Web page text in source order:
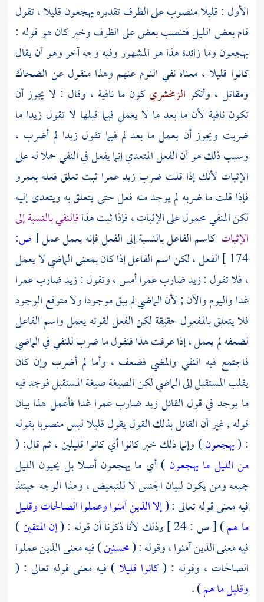
الأول : قليلا منصوب على الظرف تقديره يهجعون قليلا ، تقول
قام بعض الليل فتنصب بعض على الظرف وخبر كان هو قوله :
يهجعون وما زائدة هذا هو المشهور وفيه وجه آخر وهو أن يقال
كانوا قليلا ، معناه نفي النوم عنهم وهذا منقول عن الضحاك
ومقاتل ، وأنكر الزمخشريكون ما نافية ، وقال : لا يجوز أن
تكون نافية لأن ما بعد ما لا يعمل فيما قبلها لا تقول زيدا ما
ضربت ويجوز أن يعمل ما بعد لم فيما تقول زيدا لم أضرب ،
وسبب ذلك هو أن الفعل المتعدي إنما يفعل في النفي حملا له على
الإثبات لأنك إذا قلت ضرب زيد عمرا ثبت تعلق فعله بعمرو
فإذا قلت ما ضربه لم يوجد منه فعل حتى يتعلق به ويتعدى إليه
لكن المنفي محمول على الإثبات ، فإذا ثبت هذافالنفي بالنسبة إلى
الإثبات كاسم الفاعل بالنسبة إلى الفعل فإنه يعمل عمل[ص:
174 ] الفعل ، لكن اسم الفاعل إذا كان بمعنى الماضي لا يعمل
، فلا تقول : زيد ضارب عمرا أمس ، وتقول : زيد ضارب عمرا
غدا واليوم والآن ; لأن الماضي لم يبق موجودا ولا متوقع الوجود
فلا يتعلق بالمفعول حقيقة لكن الفعل لقوته يعمل واسم الفاعل
لضعفه لم يعمل ، إذا عرفت هذا فنقول ما ضرب للنفي في الماضي
فاجتمع فيه النفي والمضي فضعف ، وأما لم أضرب وإن كان
يقلب المستقبل إلى الماضي لكن الصيغة صيغة المستقبل فوجد فيه
ما يوجد في قول القائل زيد ضارب عمرا غدا فأعمل هذا بيان
قوله , غير أن القائل بذلك القول يقول قليلا ليس منصوبا بقوله
: (يهجعون) وإنما ذلك خبر كانوا أي كانوا قليلين ، ثم قال: (
من الليل ما يهجعون) أي ما يهجعون أصلا بل يحيون الليل
جميعه ومن يكون لبيان الجنس لا للتبعيض ، وهذا الوجه حينئذ
فيه معنى قوله تعالى : (إلا الذين آمنوا وعملوا الصالحات وقليل
ما هم) [ ص : 24 ] وذلك لأنا ذكرنا أن قوله : ( إن المتقين)
فيه معنى الذين آمنوا ، وقوله : (محسنين) فيه معنى الذين عملوا
الصالحات ، وقوله : (كانوا قليلا ) فيه معنى قوله تعالى : (
وقليل ما هم) .